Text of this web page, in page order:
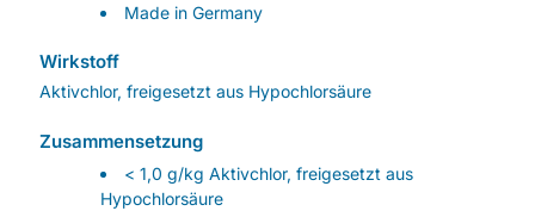
Made in Germany
Wirkstoff
Aktivchlor, freigesetzt aus Hypochlorsäure
Zusammensetzung
< 1,0 g/kg Aktivchlor, freigesetzt aus
Hypochlorsäure